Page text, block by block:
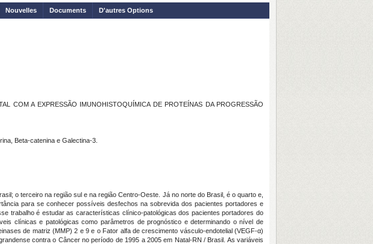
Nouvelles Documents D'autres Options
COM A EXPRESSÃO IMUNOHISTOQUÍMICA DE PROTEÍNAS DA PROGRESSÃO
Beta-catenina e Galectina-3.
o terceiro na região sul e na região Centro-Oeste. Já no norte do Brasil, é o quarto e,
para se conhecer possíveis desfechos na sobrevida dos pacientes portadores e
trabalho é estudar as características clínico-patológicas dos pacientes portadores do
clínicas e patológicas como parâmetros de prognóstico e determinando o nível de
de matriz (MMP) 2 e 9 e o Fator alfa de crescimento vásculo-endotelial (VEGF-α)
contra o Câncer no período de 1995 a 2005 em Natal-RN / Brasil. As variáveis